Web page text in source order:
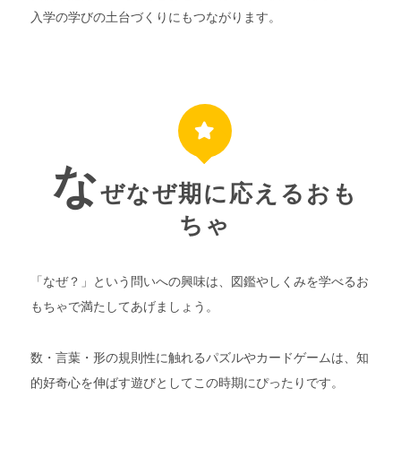
入学の学びの土台づくりにもつながります。
なぜなぜ期に応えるおも
ちゃ
「なぜ？」という問いへの興味は、図鑑やしくみを学べるお
もちゃで満たしてあげましょう。
数・言葉・形の規則性に触れるパズルやカードゲームは、知
的好奇心を伸ばす遊びとしてこの時期にぴったりです。